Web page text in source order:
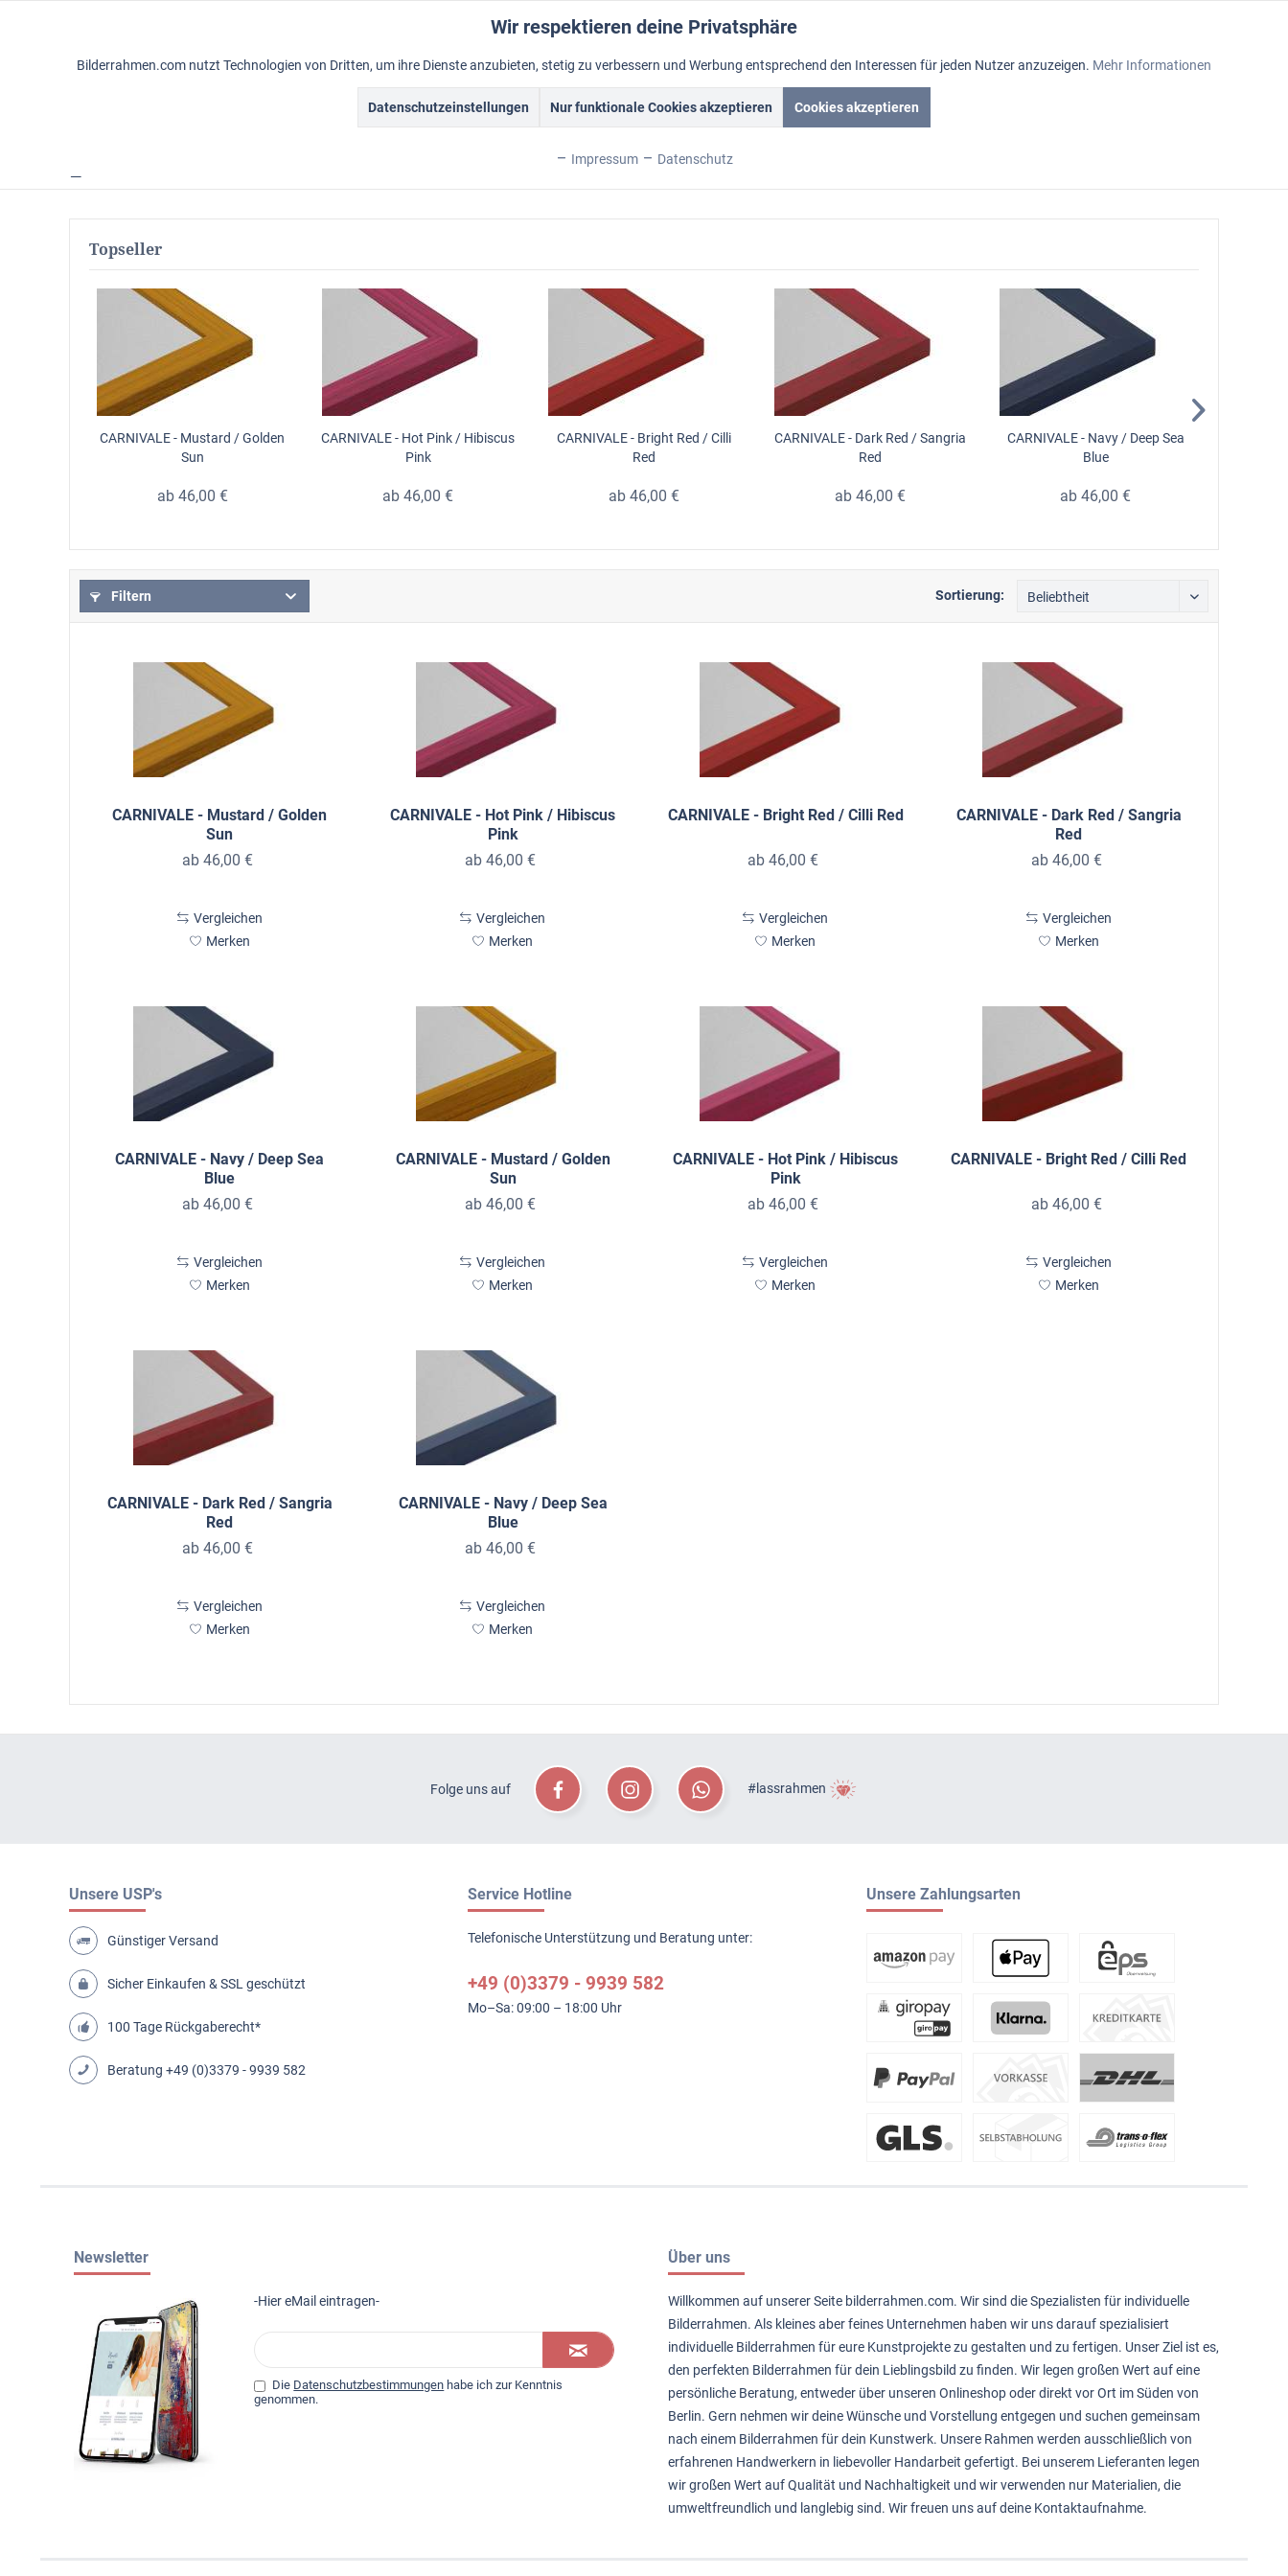
Vintagerahmen Barockrahmen Schattenfugenrahmen Fotorahmen Aluminiumrahmen
Topseller
CARNIVALE - Mustard / Golden
Sun
ab 46,00 €
CARNIVALE - Hot Pink / Hibiscus
Pink
ab 46,00 €
CARNIVALE - Bright Red / Cilli
Red
ab 46,00 €
CARNIVALE - Dark Red / Sangria
Red
ab 46,00 €
CARNIVALE - Navy / Deep Sea
Blue
ab 46,00 €
Filtern Sortierung:
CARNIVALE - Mustard / Golden
Sun
ab 46,00 €
Vergleichen
Merken
CARNIVALE - Hot Pink / Hibiscus
Pink
ab 46,00 €
Vergleichen
Merken
CARNIVALE - Bright Red / Cilli Red
ab 46,00 €
Vergleichen
Merken
CARNIVALE - Dark Red / Sangria
Red
ab 46,00 €
Vergleichen
Merken
CARNIVALE - Navy / Deep Sea
Blue
ab 46,00 €
Vergleichen
Merken
CARNIVALE - Mustard / Golden
Sun
ab 46,00 €
Vergleichen
Merken
CARNIVALE - Hot Pink / Hibiscus
Pink
ab 46,00 €
Vergleichen
Merken
CARNIVALE - Bright Red / Cilli Red
ab 46,00 €
Vergleichen
Merken
CARNIVALE - Dark Red / Sangria
Red
ab 46,00 €
Vergleichen
Merken
CARNIVALE - Navy / Deep Sea
Blue
ab 46,00 €
Vergleichen
Merken
Folge uns auf #lassrahmen
Unsere USP's
Günstiger Versand
Sicher Einkaufen & SSL geschützt
100 Tage Rückgaberecht*
Beratung +49 (0)3379 - 9939 582
Service Hotline
Telefonische Unterstützung und Beratung unter:
+49 (0)3379 - 9939 582
Mo–Sa: 09:00 – 18:00 Uhr
Unsere Zahlungsarten
Newsletter
-Hier eMail eintragen-
Die Datenschutzbestimmungen habe ich zur Kenntnis
genommen.
Über uns
Willkommen auf unserer Seite bilderrahmen.com. Wir sind die Spezialisten für individuelle
Bilderrahmen. Als kleines aber feines Unternehmen haben wir uns darauf spezialisiert
individuelle Bilderrahmen für eure Kunstprojekte zu gestalten und zu fertigen. Unser Ziel ist es,
den perfekten Bilderrahmen für dein Lieblingsbild zu finden. Wir legen großen Wert auf eine
persönliche Beratung, entweder über unseren Onlineshop oder direkt vor Ort im Süden von
Berlin. Gern nehmen wir deine Wünsche und Vorstellung entgegen und suchen gemeinsam
nach einem Bilderrahmen für dein Kunstwerk. Unsere Rahmen werden ausschließlich von
erfahrenen Handwerkern in liebevoller Handarbeit gefertigt. Bei unserem Lieferanten legen
wir großen Wert auf Qualität und Nachhaltigkeit und wir verwenden nur Materialien, die
umweltfreundlich und langlebig sind. Wir freuen uns auf deine Kontaktaufnahme.
Service
Wir respektieren deine Privatsphäre
Bilderrahmen.com nutzt Technologien von Dritten, um ihre Dienste anzubieten, stetig zu verbessern und Werbung entsprechend den Interessen für jeden Nutzer anzuzeigen. Mehr Informationen
Datenschutzeinstellungen Nur funktionale Cookies akzeptieren Cookies akzeptieren
Impressum Datenschutz